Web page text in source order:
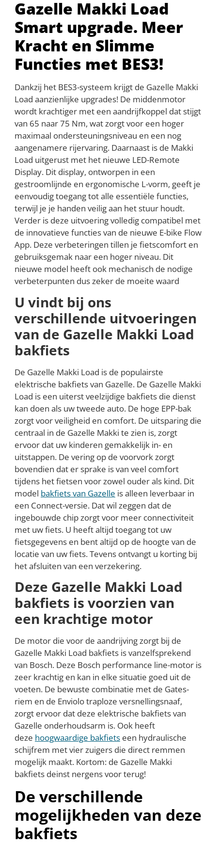
Gazelle Makki Load
Smart upgrade. Meer
Kracht en Slimme
Functies met BES3!
Dankzij het BES3-systeem krijgt de Gazelle Makki
Load aanzienlijke upgrades! De middenmotor
wordt krachtiger met een aandrijfkoppel dat stijgt
van 65 naar 75 Nm, wat zorgt voor een hoger
maximaal ondersteuningsniveau en een nog
aangenamere rijervaring. Daarnaast is de Makki
Load uitgerust met het nieuwe LED-Remote
Display. Dit display, ontworpen in een
gestroomlijnde en ergonomische L-vorm, geeft je
eenvoudig toegang tot alle essentiële functies,
terwijl je je handen veilig aan het stuur houdt.
Verder is deze uitvoering volledig compatibel met
de innovatieve functies van de nieuwe E-bike Flow
App. Deze verbeteringen tillen je fietscomfort en
gebruiksgemak naar een hoger niveau. Dit
nieuwe model heeft ook mechanisch de nodige
verbeterpunten dus zeker de moeite waard
U vindt bij ons
verschillende uitvoeringen
van de Gazelle Makki Load
bakfiets
De Gazelle Makki Load is de populairste
elektrische bakfiets van Gazelle. De Gazelle Makki
Load is een uiterst veelzijdige bakfiets die dienst
kan doen als uw tweede auto. De hoge EPP-bak
zorgt voor veiligheid en comfort. De uitsparing die
centraal in de Gazelle Makki te zien is, zorgt
ervoor dat uw kinderen gemakkelijk in- en
uitstappen. De vering op de voorvork zorgt
bovendien dat er sprake is van veel comfort
tijdens het fietsen voor zowel ouder als kind. Dit
model bakfiets van Gazelle is alleen leverbaar in
een Connect-versie. Dat wil zeggen dat de
ingebouwde chip zorgt voor meer connectiviteit
met uw fiets. U heeft altijd toegang tot uw
fietsgegevens en bent altijd op de hoogte van de
locatie van uw fiets. Tevens ontvangt u korting bij
het afsluiten van een verzekering.
Deze Gazelle Makki Load
bakfiets is voorzien van
een krachtige motor
De motor die voor de aandrijving zorgt bij de
Gazelle Makki Load bakfiets is vanzelfsprekend
van Bosch. Deze Bosch performance line-motor is
zeer krachtig en kan in elke situatie goed uit de
voeten. De bewuste combinatie met de Gates-
riem en de Enviolo traploze versnellingsnaaf,
zorgt ervoor dat deze elektrische bakfiets van
Gazelle onderhoudsarm is. Ook heeft
deze hoogwaardige bakfiets een hydraulische
schijfrem met vier zuigers die direct remmen
mogelijk maakt. Kortom: de Gazelle Makki
bakfiets deinst nergens voor terug!
De verschillende
mogelijkheden van deze
bakfiets